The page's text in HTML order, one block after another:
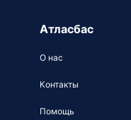
Атласбас
О нас
Контакты
Помощь